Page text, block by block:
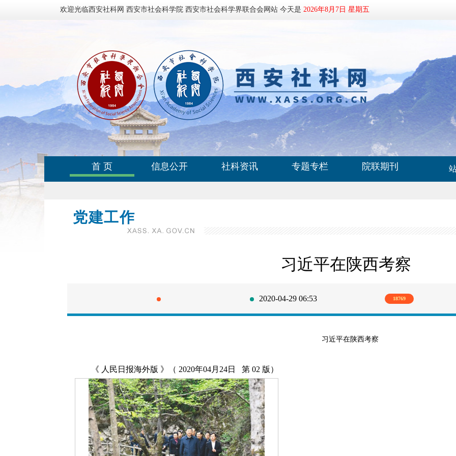
欢迎光临西安社科网 西安市社会科学院 西安市社会科学界联合会网站 今天是 2026年8月7日 星期五
首 页 信息公开 社科资讯 专题专栏 院联期刊
党建工作
习近平在陕西考察
2020-04-29 06:53 18769
习近平在陕西考察
《 人民日报海外版 》（ 2020年04月24日 第 02 版）